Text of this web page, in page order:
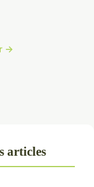
→
articles